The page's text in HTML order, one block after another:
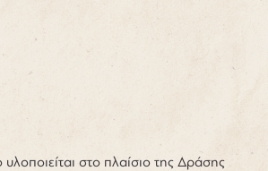
στο πλαίσιο της Δράσης